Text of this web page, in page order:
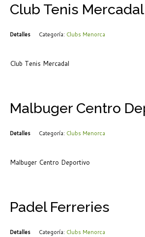
Club Tenis Mercadal
Detalles Categoría: Clubs Menorca
Club Tenis Mercadal
Malbuger Centro
Detalles Categoría: Clubs Menorca
Malbuger Centro Deportivo
Padel Ferreries
Detalles Categoría: Clubs Menorca